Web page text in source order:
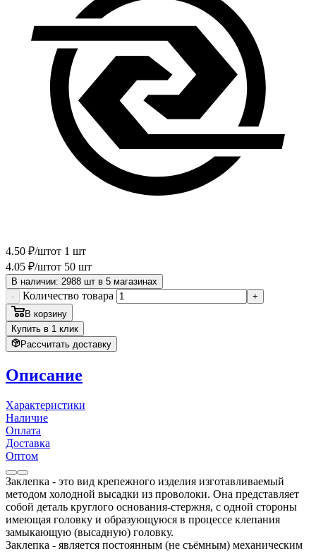
4.50 ₽/штот 1 шт
4.05 ₽/штот 50 шт
В наличии: 2988 шт в 5 магазинах
-
Количество товара
+
В корзину
Купить в 1 клик
Рассчитать доставку
Описание
Характеристики
Наличие
Оплата
Доставка
Оптом
Заклепка - это вид крепежного изделия изготавливаемый
методом холодной высадки из проволоки. Она представляет
собой деталь круглого основания-стержня, с одной стороны
имеющая головку и образующуюся в процессе клепания
замыкающую (высадную) головку.
Заклепка - является постоянным (не съёмным) механическим